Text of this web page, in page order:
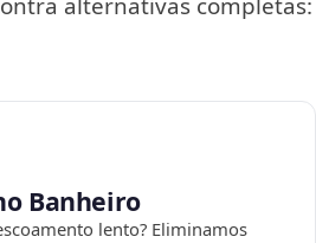
alternativas completas:
Banheiro
lento? Eliminamos